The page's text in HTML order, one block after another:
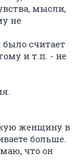
мысли,
не
считает
и т.п. - не
женщину в
больше.
что он